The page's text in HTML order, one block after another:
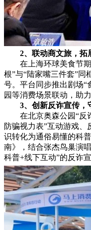
2、 联动商文旅，拓
在上海环球美食节
根”与“陆家嘴三件套”同
号。平台同步推出剧场“
园等消费场景联动，助
3、 创新反诈宣传，
在北京奥森公园“反
防骗视力表”互动游戏
识转化为通俗易懂的科
南》，结合张杰鸟巢演
科普+线下互动”的反诈宣